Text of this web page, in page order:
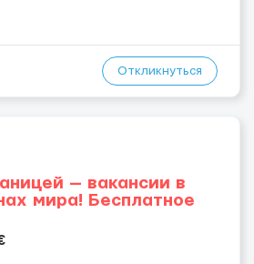
Откликнуться
— вакансии в
мира! Бесплатное